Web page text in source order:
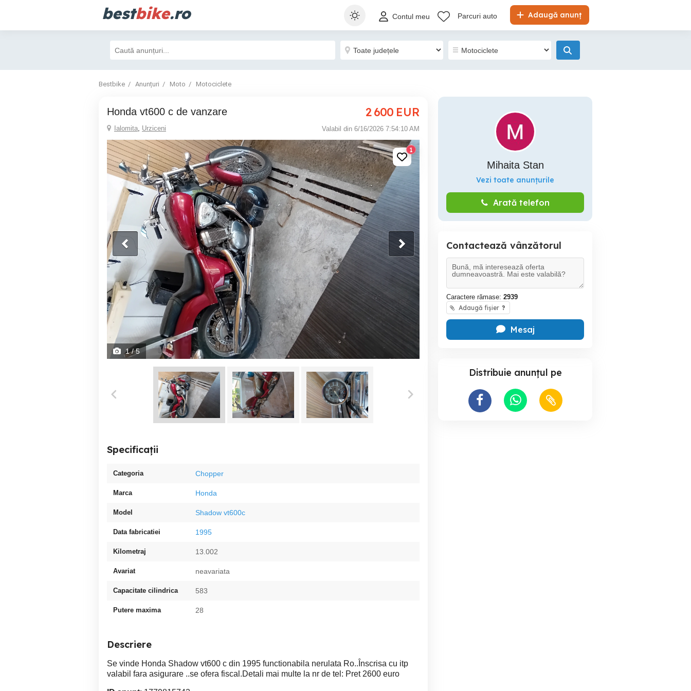
bestbike.ro Adaugă anunț
Contul meu Parcuri auto
Bestbike Anunțuri Moto Motociclete
Honda vt600 c de vanzare 2 600 EUR
Ialomita, Urziceni Valabil din 6/16/2026 7:54:10 AM
1
1/ 5
Specificații
Categoria Chopper
Marca Honda
Model Shadow vt600c
Data fabricatiei 1995
Kilometraj 13.002
Avariat neavariata
Capacitate cilindrica 583
Putere maxima 28
Descriere
Se vinde Honda Shadow vt600 c din 1995 functionabila nerulata Ro..Înscrisa cu itp
valabil fara asigurare ..se ofera fiscal.Detali mai multe la nr de tel: Pret 2600 euro
Mihaita Stan
Vezi toate anunțurile
Arată telefon
Contactează vânzătorul
Caractere rămase: 2939
Adaugă fișier ?
Mesaj
Distribuie anunțul pe